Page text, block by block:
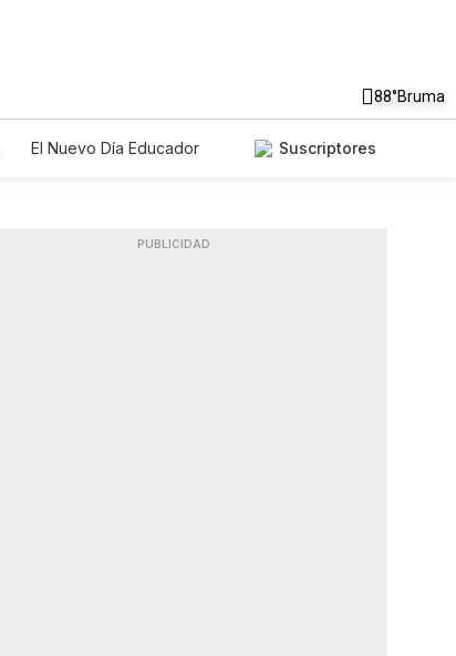
88°Bruma
El Nuevo Día Educador
Suscriptores
PUBLICIDAD